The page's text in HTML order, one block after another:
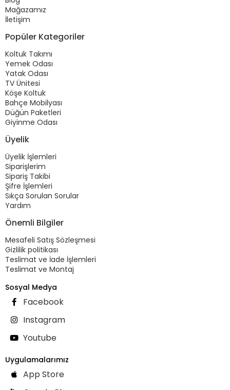
Mağazamız
İletişim
Popüler Kategoriler
Koltuk Takımı
Yemek Odası
Yatak Odası
TV Ünitesi
Köşe Koltuk
Bahçe Mobilyası
Düğün Paketleri
Giyinme Odası
Üyelik
Üyelik İşlemleri
Siparişlerim
Sipariş Takibi
Şifre İşlemleri
Sıkça Sorulan Sorular
Yardım
Önemli Bilgiler
Mesafeli Satış Sözleşmesi
Gizlilik politikası
Teslimat ve İade İşlemleri
Teslimat ve Montaj
Sosyal Medya
Facebook
Instagram
Youtube
Uygulamalarımız
App Store